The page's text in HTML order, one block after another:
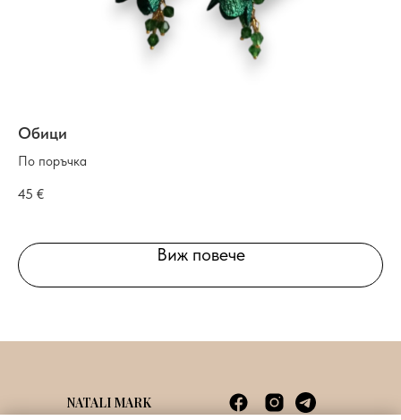
Обици
По поръчка
45 €
Виж повече
NATALI MARK